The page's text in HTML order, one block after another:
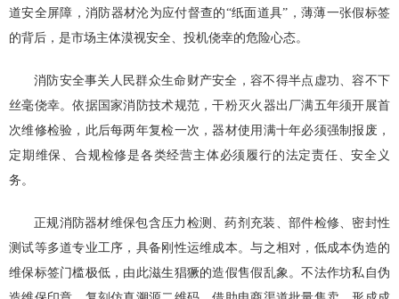
道安全屏障，消防器材沦为应付督查的“纸面道具”，薄薄一张假标签
的背后，是市场主体漠视安全、投机侥幸的危险心态。
消防安全事关人民群众生命财产安全，容不得半点虚功、容不下
丝毫侥幸。依据国家消防技术规范，干粉灭火器出厂满五年须开展首
次维修检验，此后每两年复检一次，器材使用满十年必须强制报废，
定期维保、合规检修是各类经营主体必须履行的法定责任、安全义
务。
正规消防器材维保包含压力检测、药剂充装、部件检修、密封性
测试等多道专业工序，具备刚性运维成本。与之相对，低成本伪造的
维保标签门槛极低，由此滋生猖獗的造假售假乱象。不法作坊私自伪